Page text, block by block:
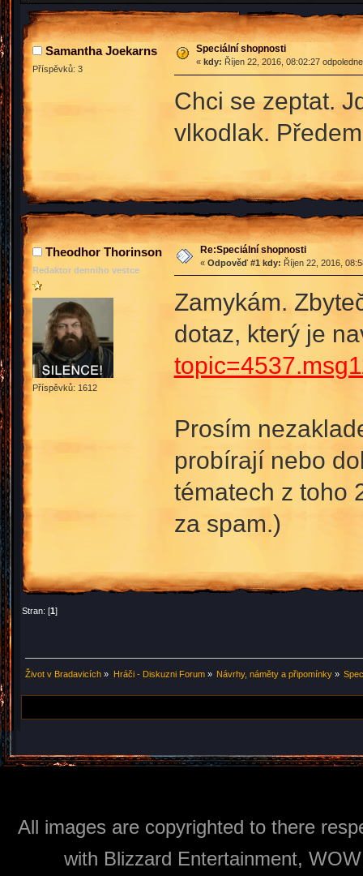
Samantha Joekarns
Příspěvků: 3
Speciální shopnosti
« kdy: Říjen 22, 2016, 08:02:27
Chci se zeptat.
vlkodlak.
Theodhor Thorinson
Redaktor denniho vestce
Příspěvků: 1612
Re:Speciální shopnosti
« Odpověď #1 kdy: Říjen 22, 2016,
Zamykám.
dotaz, který je
Prosím
probírají nebo
tématech z toho
za spam.)
Stran: [1]
Život v Bradavicích » Hráči - Diskuzni Forum» Návrhy, náměty a připomínky»
All images are copyrighted to there
with Blizzard Entertainment,